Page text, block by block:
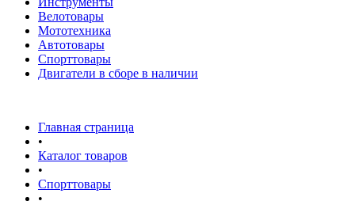
Велотовары
Мототехника
Автотовары
Спорттовары
Двигатели в сборе в наличии
Главная страница
•
Каталог товаров
•
Спорттовары
•